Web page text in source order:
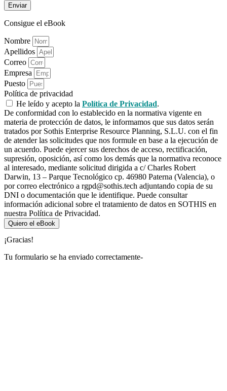
Enviar
Consigue el eBook
Nombre
Apellidos
Correo
Empresa
Puesto
Política de privacidad
He leído y acepto la Política de Privacidad.
De conformidad con lo establecido en la normativa vigente en
materia de protección de datos, le informamos que sus datos serán
tratados por Sothis Enterprise Resource Planning, S.L.U. con el fin
de atender las solicitudes que nos formule en base a la ejecución de
un acuerdo. Puede ejercer sus derechos de acceso, rectificación,
supresión, oposición, así como los demás que la normativa reconoce
al interesado, mediante solicitud dirigida a c/ Charles Robert
Darwin, 13 – Parque Tecnológico cp. 46980 Paterna (Valencia), o
por correo electrónico a rgpd@sothis.tech adjuntando copia de su
DNI o documentación que le identifique. Puede consultar
información adicional sobre el tratamiento de datos en SOTHIS en
nuestra Política de Privacidad.
Quiero el eBook
¡Gracias!
Tu formulario se ha enviado correctamente-